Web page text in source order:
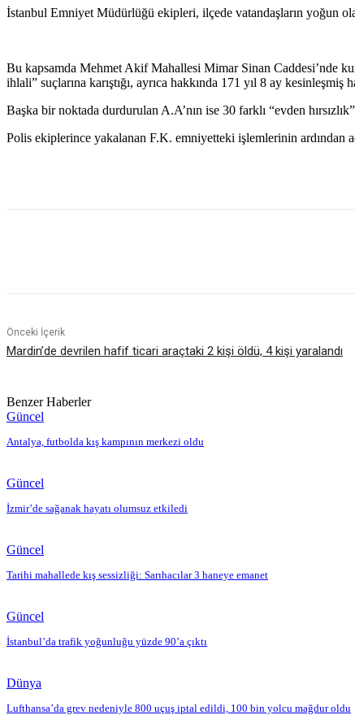
İstanbul Emniyet Müdürlüğü ekipleri, ilçede vatandaşların yoğun
Bu kapsamda Mehmet Akif Mahallesi Mimar Sinan Caddesi’nde
ihlali” suçlarına karıştığı, ayrıca hakkında 171 yıl 8 ay kesinleşmiş
Başka bir noktada durdurulan A.A’nın ise 30 farklı “evden hırsızlık”
Polis ekiplerince yakalanan F.K. emniyetteki işlemlerinin ardından
Önceki İçerik
Mardin’de devrilen hafif ticari araçtaki 2 kişi öldü, 4 kişi yaralandı
Benzer Haberler
Güncel
Antalya, futbolda kış kampının merkezi oldu
Güncel
İzmir’de sağanak hayatı olumsuz etkiledi
Güncel
Tarihi mahallede kış sessizliği: Sarıhacılar 3 haneye emanet
Güncel
İstanbul’da trafik yoğunluğu yüzde 90’a çıktı
Dünya
Lufthansa’da grev nedeniyle 800 uçuş iptal edildi, 100 bin yolcu mağdur oldu